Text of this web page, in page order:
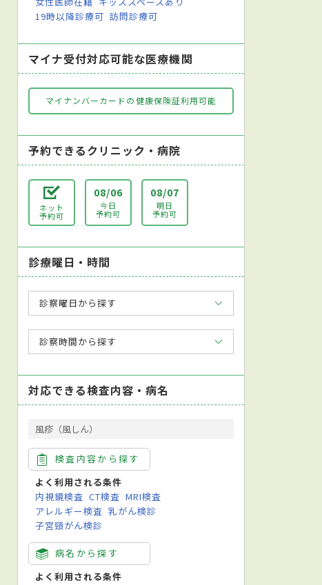
19時以降診療可 訪問診療可
マイナ受付対応可能な医療機関
マイナンバーカードの健康保険証利用可能
予約できるクリニック・病院
ネット
予約可
08/06
今日
予約可
08/07
明日
予約可
診療曜日・時間
診察曜日から探す
診察時間から探す
対応できる検査内容・病名
風疹（風しん）
検査内容から探す
よく利用される条件
内視鏡検査 CT検査 MRI検査
アレルギー検査 乳がん検診
子宮頸がん検診
病名から探す
よく利用される条件